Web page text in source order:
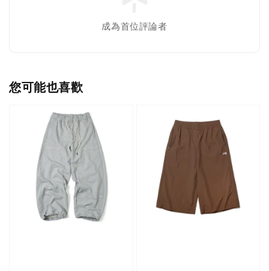
成為首位評論者
您可能也喜歡